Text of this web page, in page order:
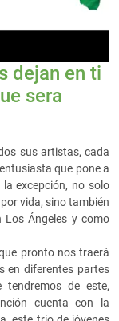
dejan en ti
sera
sus artistas, cada
que pone a
excepción, no solo
vida, sino también
Ángeles y como
pronto nos traerá
en diferentes partes
de este,
cuenta con la